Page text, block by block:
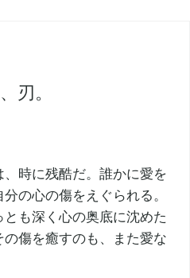
刃。
、時に残酷だ。誰かに愛を
の心の傷をえぐられる。
も深く心の奥底に沈めた
傷を癒すのも、また愛な